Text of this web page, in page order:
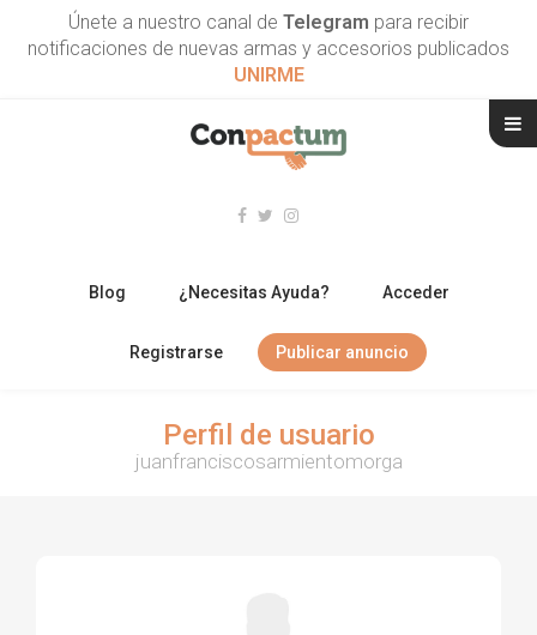
Únete a nuestro canal de Telegram para recibir
notificaciones de nuevas armas y accesorios publicados
UNIRME
Blog ¿Necesitas Ayuda? Acceder
Registrarse Publicar anuncio
Perfil de usuario
juanfranciscosarmientomorga